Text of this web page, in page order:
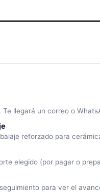
Te llegará un correo o
reforzado para
elegido (por pagar o
para ver el